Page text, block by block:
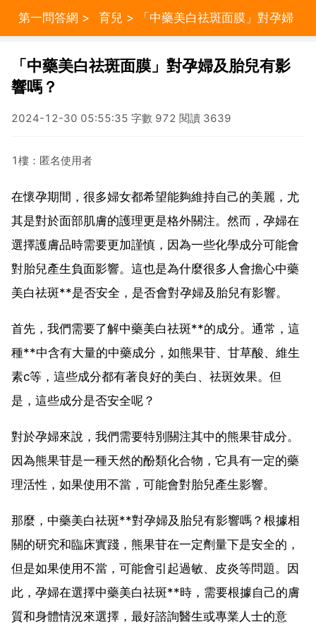
第一問答網 > 育兒 > 「中藥美白祛斑面膜」對孕婦
及胎兒有影響嗎？
「中藥美白祛斑面膜」對孕婦及胎兒有影
響嗎？
2024-12-30 05:55:35 字數 972 閱讀 3639
1樓：匿名使用者
在懷孕期間，很多婦女都希望能夠維持自己的美麗，尤
其是對於面部肌膚的護理更是格外關注。然而，孕婦在
選擇護膚品時需要更加謹慎，因為一些化學成分可能會
對胎兒產生負面影響。這也是為什麼很多人會擔心中藥
美白祛斑**是否安全，是否會對孕婦及胎兒有影響。
首先，我們需要了解中藥美白祛斑**的成分。通常，這
種**中含有大量的中藥成分，如熊果苷、甘草酸、維生
素c等，這些成分都有著良好的美白、祛斑效果。但
是，這些成分是否安全呢？
對於孕婦來說，我們需要特別關注其中的熊果苷成分。
因為熊果苷是一種天然的酚類化合物，它具有一定的藥
理活性，如果使用不當，可能會對胎兒產生影響。
那麼，中藥美白祛斑**對孕婦及胎兒有影響嗎？根據相
關的研究和臨床實踐，熊果苷在一定劑量下是安全的，
但是如果使用不當，可能會引起過敏、皮炎等問題。因
此，孕婦在選擇中藥美白祛斑**時，需要根據自己的膚
質和身體情況來選擇，最好諮詢醫生或專業人士的意